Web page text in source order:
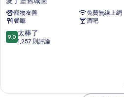
堡
皇
家
一
號
丁
寵物友善
免費無線上網
餐廳
酒吧
9.0
分，
棒
9.0 太棒了
1,257 則評論